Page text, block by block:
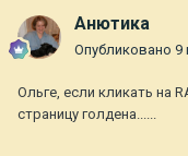
Анютика
Опубликовано 9
Ольге, если кликать на
страницу голдена......